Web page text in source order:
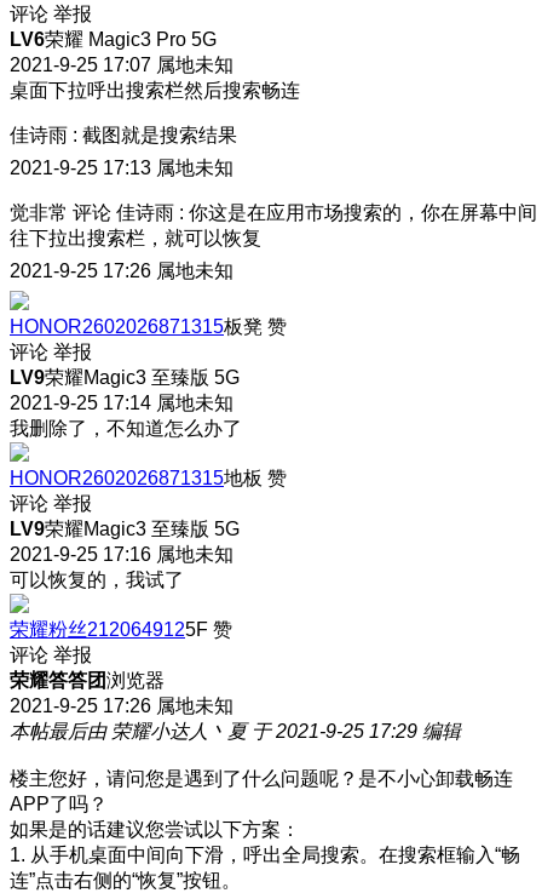
评论 举报
LV6荣耀 Magic3 Pro 5G
2021-9-25 17:07 属地未知
桌面下拉呼出搜索栏然后搜索畅连
佳诗雨 : 截图就是搜索结果
2021-9-25 17:13 属地未知
觉非常 评论 佳诗雨 : 你这是在应用市场搜索的，你在屏幕中间
往下拉出搜索栏，就可以恢复
2021-9-25 17:26 属地未知
HONOR2602026871315板凳 赞
评论 举报
LV9荣耀Magic3 至臻版 5G
2021-9-25 17:14 属地未知
我删除了，不知道怎么办了
HONOR2602026871315地板 赞
评论 举报
LV9荣耀Magic3 至臻版 5G
2021-9-25 17:16 属地未知
可以恢复的，我试了
荣耀粉丝2120649125F 赞
评论 举报
荣耀答答团浏览器
2021-9-25 17:26 属地未知
本帖最后由 荣耀小达人丶夏 于 2021-9-25 17:29 编辑
楼主您好，请问您是遇到了什么问题呢？是不小心卸载畅连
APP了吗？
如果是的话建议您尝试以下方案：
1. 从手机桌面中间向下滑，呼出全局搜索。在搜索框输入“畅
连”点击右侧的“恢复”按钮。